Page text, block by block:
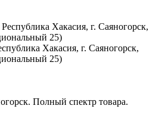
Хакасия, г. Саяногорск,
25)
Полный спектр товара.